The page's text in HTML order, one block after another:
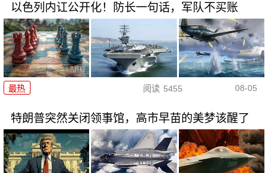
以色列内讧公开化！防长一句话，军队不买账
最热 阅读 5455 08-05
特朗普突然关闭领事馆，高市早苗的美梦该醒了